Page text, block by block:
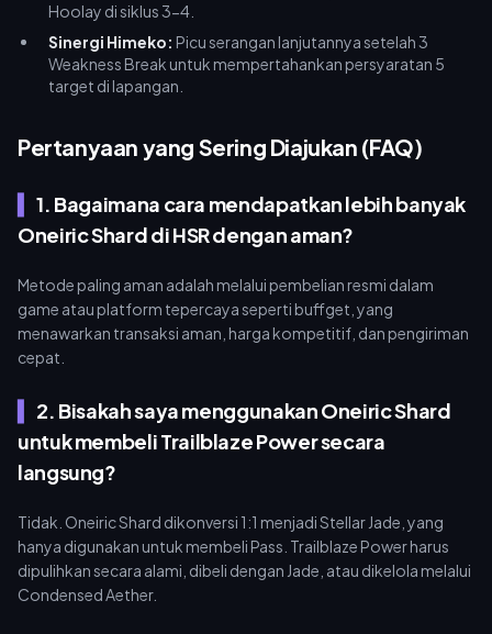
Hoolay di siklus 3-4.
Sinergi Himeko: Picu serangan lanjutannya setelah 3
Weakness Break untuk mempertahankan persyaratan 5
target di lapangan.
Pertanyaan yang Sering Diajukan (FAQ)
1. Bagaimana cara mendapatkan lebih banyak
Oneiric Shard di HSR dengan aman?
Metode paling aman adalah melalui pembelian resmi dalam
game atau platform tepercaya seperti buffget, yang
menawarkan transaksi aman, harga kompetitif, dan pengiriman
cepat.
2. Bisakah saya menggunakan Oneiric Shard
untuk membeli Trailblaze Power secara
langsung?
Tidak. Oneiric Shard dikonversi 1:1 menjadi Stellar Jade, yang
hanya digunakan untuk membeli Pass. Trailblaze Power harus
dipulihkan secara alami, dibeli dengan Jade, atau dikelola melalui
Condensed Aether.